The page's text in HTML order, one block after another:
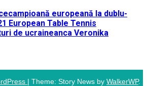
europeană la dublu-
European Table Tennis
de ucraineanca Veronika
| Theme: Story News by WalkerWP.